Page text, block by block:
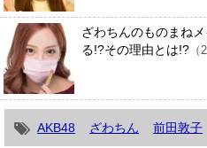
ざわちんのものまね
る!?その理由とは!?
AKB48 ざわちん 前田敦子